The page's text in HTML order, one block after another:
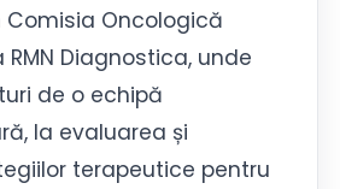
Comisia Oncologică
RMN Diagnostica, unde
de o echipă
la evaluarea și
terapeutice pentru